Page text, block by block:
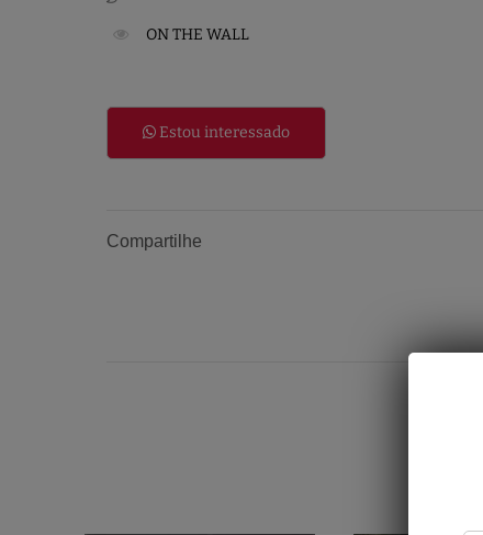
ON THE WALL
Estou interessado
Compartilhe